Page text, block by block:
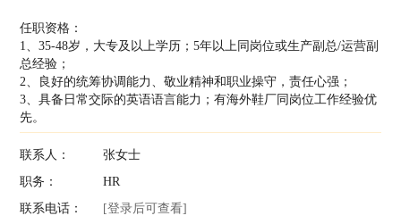
任职资格：
1、35-48岁，大专及以上学历；5年以上同岗位或生产副总/运营副
总经验；
2、良好的统筹协调能力、敬业精神和职业操守，责任心强；
3、具备日常交际的英语语言能力；有海外鞋厂同岗位工作经验优
先。
联系人：
张女士
职务：
HR
联系电话：
[登录后可查看]